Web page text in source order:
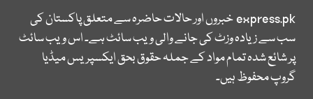
express.pkخبروں اور حالات حاضرہ سے متعلق پاکستان کی
سب سے زیادہ وزٹ کی جانے والی ویب سائٹ ہے۔ اس ویب سائٹ
پر شائع شدہ تمام مواد کے جملہ حقوق بحق ایکسپریس میڈیا
گروپ محفوظ ہیں۔